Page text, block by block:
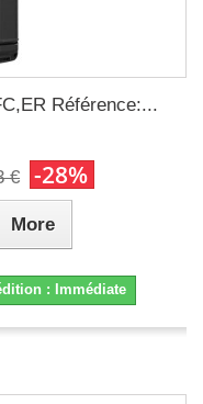
Référence:...
€ -28%
More
: Immédiate